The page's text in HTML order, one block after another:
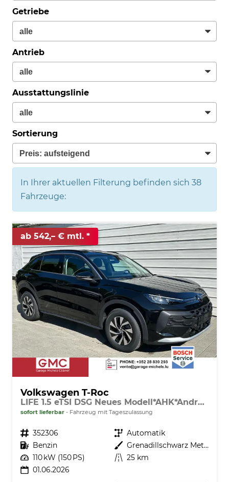
Getriebe
Antrieb
Ausstattungslinie
Sortierung
In Ihrer aktuellen Filterung befinden sich 38
Fahrzeuge:
ab 542,– € mtl.
Volkswagen T-Roc
LIFE 1.5 eTSI DSG Neues Modell*AHK*Android Auto*SHZ*ACC*Kamera*5J Garantie*Klimaauto*
sofort lieferbar Fahrzeug mit Tageszulassung
Fahrzeugnr. 352306 Getriebe Automatik
Kraftstoff Benzin Außenfarbe
Grenadillschwarz Metallic
Leistung 110 kW (150 PS) Kilometerstand 25 km
01.06.2026